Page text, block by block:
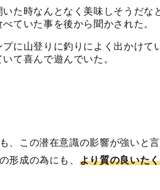
た時なんとなく美味しそうだな
ていた事を後から聞かされた。
に山登りに釣りによく出かけて
て喜んで遊んでいた。
、この潜在意識の影響が強いと
形成の為にも、 より質の良いた